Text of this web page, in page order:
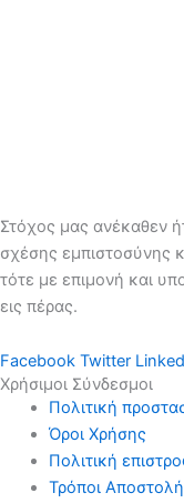
Στόχος μας ανέκαθεν
σχέσης εμπιστοσύνης
τότε με επιμονή και
εις πέρας.
Facebook Twitter
Χρήσιμοι Σύνδεσμοι
Πολιτική
Όροι Χρήσης
Πολιτική
Τρόποι